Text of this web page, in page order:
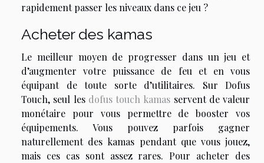
rapidement passer les niveaux dans ce jeu ?
Acheter des kamas
Le meilleur moyen de progresser dans un jeu et
d’augmenter votre puissance de feu et en vous
équipant de toute sorte d’utilitaires. Sur Dofus
Touch, seul les dofus touch kamas servent de valeur
monétaire pour vous permettre de booster vos
équipements. Vous pouvez parfois gagner
naturellement des kamas pendant que vous jouez,
mais ces cas sont assez rares. Pour acheter des